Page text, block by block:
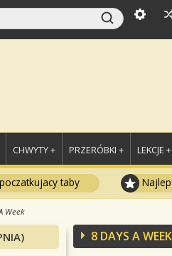
CHWYTY + PRZERÓBKI + LEKCJE +
poczatkujacy taby
Week
8 DAYS A WEEK